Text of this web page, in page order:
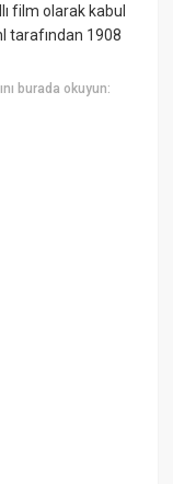
film olarak kabul
tarafından 1908
burada okuyun: